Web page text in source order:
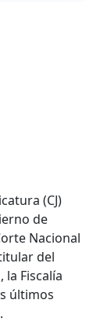
(CJ)
de
Nacional
del
la Fiscalía
últimos